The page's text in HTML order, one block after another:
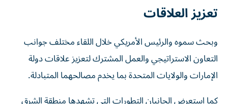
تعزيز العلاقات
وبحث سموه والرئيس الأمريكي خلال اللقاء مختلف جوانب
التعاون الاستراتيجي والعمل المشترك لتعزيز علاقات دولة
الإمارات والولايات المتحدة بما يخدم مصالحهما المتبادلة.